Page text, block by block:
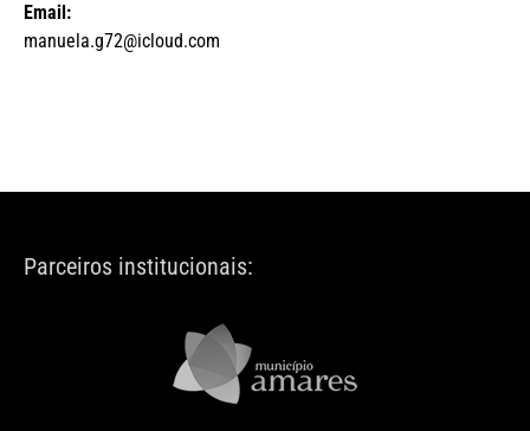
Email:
manuela.g72@icloud.com
Parceiros institucionais: